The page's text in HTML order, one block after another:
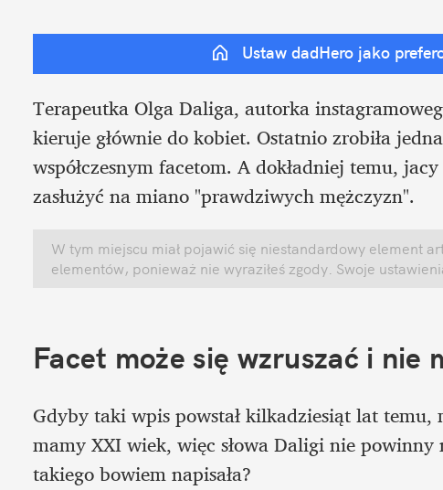
Ustaw dadHero jako
Terapeutka Olga Daliga, autorka
kieruje głównie do kobiet. Ostatnio zrobiła
współczesnym facetom. A dokładniej temu,
zasłużyć na miano "prawdziwych mężczyzn".
W tym miejscu miał pojawić się niestandardowy element
elementów, ponieważ nie wyraziłeś zgody. Swoje
Facet może się wzruszać i nie
Gdyby taki wpis powstał kilkadziesiąt lat
mamy XXI wiek, więc słowa Daligi nie powinny
takiego bowiem napisała?